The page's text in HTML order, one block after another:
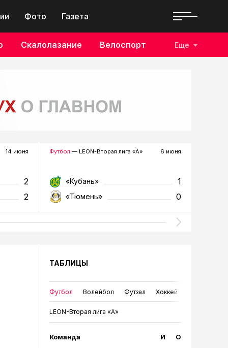
Фото Газета
Скалолазание Велоспорт Еще
14 июня
2
2
Футбол — LEON-Вторая лига «А» 6 июня
«Кубань» 1
«Тюмень» 0
ТАБЛИЦЫ
Футбол Волейбол Футзал Хоккей
LEON-Вторая лига «А»
Команда И О